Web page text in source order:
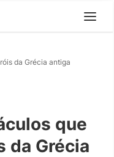
da Grécia antiga
que
da Grécia